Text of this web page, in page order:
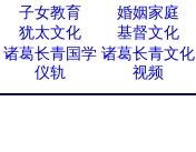
子女教育
婚姻家庭
犹太文化
基督文化
诸葛长青国学
仪轨
诸葛长青文化
视频